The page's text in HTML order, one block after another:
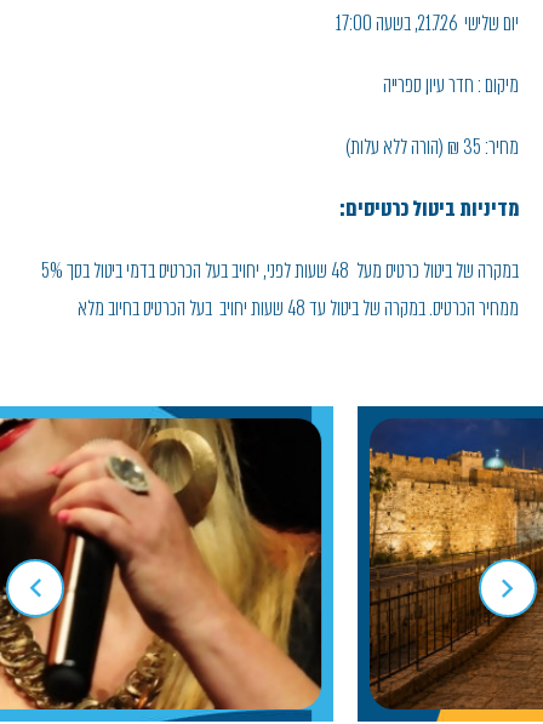
יום שלישי 21.7.26, בשעה 17:00
מיקום : חדר עיון, ספרייה
מחיר: 35 ₪ (הורה ללא עלות)
מדיניות ביטול כרטיסים:
במקרה של ביטול כרטיס מעל 48 שעות לפני , יחויב בעל הכרטיס בדמי ביטול בסך 5%
ממחיר הכרטיס. במקרה של ביטול עד 48 שעות יחויב בעל הכרטיס בחיוב מלא